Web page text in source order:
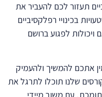
תעזור לכם להעביר את
בכינויי רפלקסיביים
לפגוע ברושם
אתכם להמשיך ולהעמיק
שלנו תוכלו לתרגל את
תומכת, עם משוב מיידי